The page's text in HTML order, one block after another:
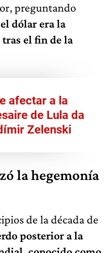
preguntando
dólar era la
el fin de la
afectar a la
de Lula da
Zelenski
la hegemonía
de la década de
posterior a la